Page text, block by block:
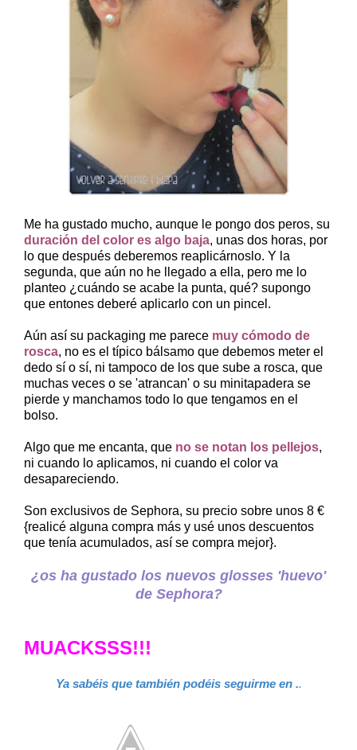
Me ha gustado mucho, aunque le pongo dos peros, su
duración del color es algo baja, unas dos horas, por
lo que después deberemos reaplicárnoslo. Y la
segunda, que aún no he llegado a ella, pero me lo
planteo ¿cuándo se acabe la punta, qué? supongo
que entones deberé aplicarlo con un pincel.
Aún así su packaging me parece muy cómodo de
rosca, no es el típico bálsamo que debemos meter el
dedo sí o sí, ni tampoco de los que sube a rosca, que
muchas veces o se 'atrancan' o su minitapadera se
pierde y manchamos todo lo que tengamos en el
bolso.
Algo que me encanta, que no se notan los pellejos,
ni cuando lo aplicamos, ni cuando el color va
desapareciendo.
Son exclusivos de Sephora, su precio sobre unos 8 €
{realicé alguna compra más y usé unos descuentos
que tenía acumulados, así se compra mejor}.
¿os ha gustado los nuevos glosses 'huevo'
de Sephora?
MUACKSSS!!!
Ya sabéis que también podéis seguirme en ..